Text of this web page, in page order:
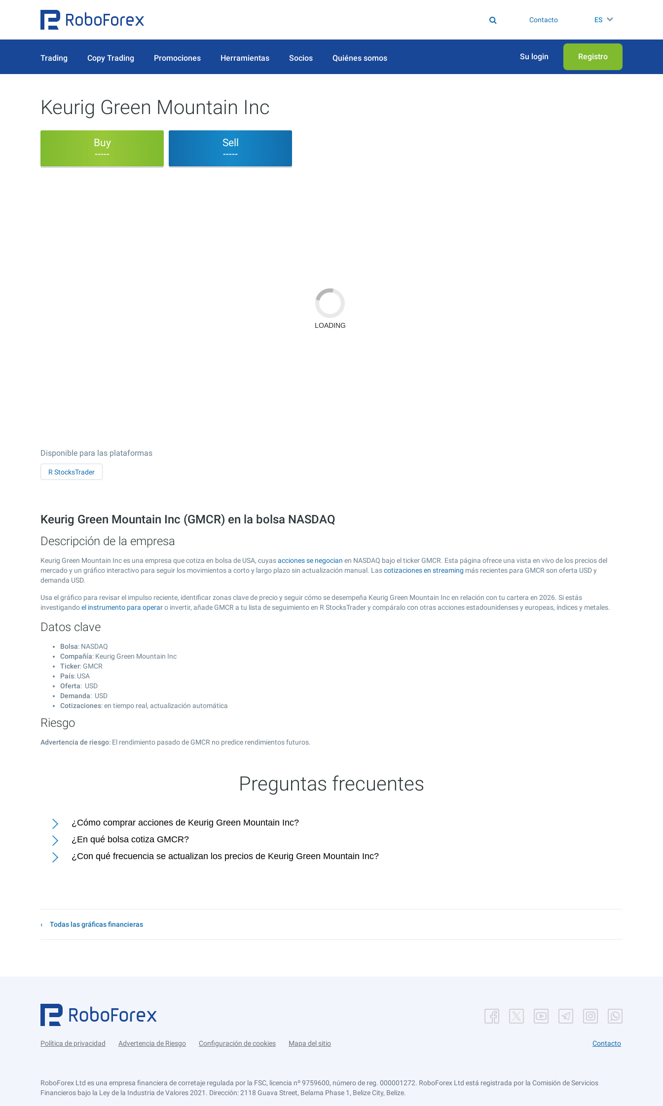
Contacto ES
Trading Copy Trading Promociones Herramientas Socios Quiénes somos Su login Registro
Keurig Green Mountain Inc
Buy
-----
Sell
-----
Disponible para las plataformas
R StocksTrader
Keurig Green Mountain Inc (GMCR) en la bolsa NASDAQ
Descripción de la empresa
Keurig Green Mountain Inc es una empresa que cotiza en bolsa de USA, cuyasacciones se negocian en NASDAQ bajo el ticker GMCR. Esta página ofrece una vista en vivo de los precios del
mercado y un gráfico interactivo para seguir los movimientos a corto y largo plazo sin actualización manual. Lascotizaciones en streaming más recientes para GMCR son oferta USD y
demanda USD.
Usa el gráfico para revisar el impulso reciente, identificar zonas clave de precio y seguir cómo se desempeña Keurig Green Mountain Inc en relación con tu cartera en 2026. Si estás
investigandoel instrumento para operaro invertir, añade GMCR a tu lista de seguimiento en R StocksTrader y compáralo con otras acciones estadounidenses y europeas, índices y metales.
Datos clave
Bolsa: NASDAQ
Compañía: Keurig Green Mountain Inc
Ticker: GMCR
País: USA
Oferta: USD
Demanda: USD
Cotizaciones: en tiempo real, actualización automática
Riesgo
Advertencia de riesgo: El rendimiento pasado de GMCR no predice rendimientos futuros.
Preguntas frecuentes
¿Cómo comprar acciones de Keurig Green Mountain Inc?
¿En qué bolsa cotiza GMCR?
¿Con qué frecuencia se actualizan los precios de Keurig Green Mountain Inc?
Todas las gráficas financieras
Política de privacidad Advertencia de Riesgo Configuración de cookies Mapa del sitio Contacto
RoboForex Ltd es una empresa financiera de corretaje regulada por la FSC, licencia nº 9759600, número de reg. 000001272. RoboForex Ltd está registrada por la Comisión de Servicios
Financieros bajo la Ley de la Industria de Valores 2021. Dirección: 2118 Guava Street, Belama Phase 1, Belize City, Belize.